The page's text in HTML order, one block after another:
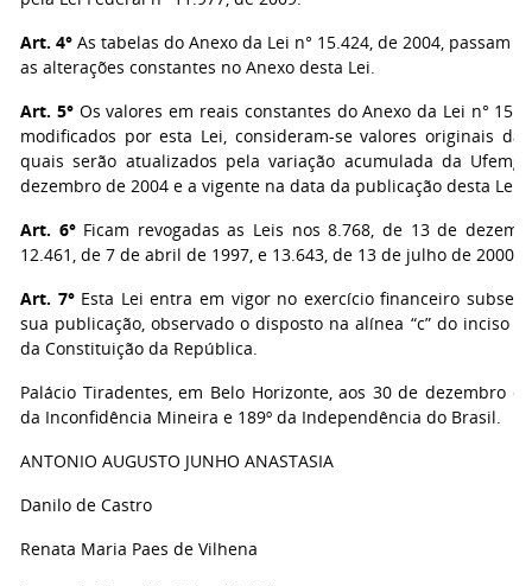
Art. 4° As tabelas do Anexo da Lei n° 15.424, de 2004, passam
as alterações constantes no Anexo desta Lei.
Art. 5°Os valores em reais constantes do Anexo da Lei n°
modificados por esta Lei, consideram-se valores originais
quais serão atualizados pela variação acumulada da Ufemg
dezembro de 2004 e a vigente na data da publicação desta Lei.
Art. 6°Ficam revogadas as Leis nos 8.768, de 13 de
12.461, de 7 de abril de 1997, e 13.643, de 13 de julho de 2000.
Art. 7°Esta Lei entra em vigor no exercício financeiro
sua publicação, observado o disposto na alínea “c” do inciso
da Constituição da República.
Palácio Tiradentes, em Belo Horizonte, aos 30 de dezembro
da Inconfidência Mineira e 189º da Independência do Brasil.
ANTONIO AUGUSTO JUNHO ANASTASIA
Danilo de Castro
Renata Maria Paes de Vilhena